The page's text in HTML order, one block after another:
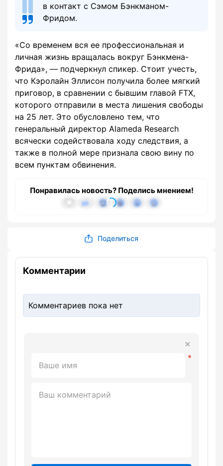
в контакт с Сэмом Бэнкманом-
Фридом.
«Со временем вся ее профессиональная и
личная жизнь вращалась вокруг Бэнкмена-
Фрида», — подчеркнул спикер. Стоит учесть,
что Кэролайн Эллисон получила более мягкий
приговор, в сравнении с бывшим главой FTX,
которого отправили в места лишения свободы
на 25 лет. Это обусловлено тем, что
генеральный директор Alameda Research
всячески содействовала ходу следствия, а
также в полной мере признала свою вину по
всем пунктам обвинения.
Понравилась новость? Поделись мнением!
Поделиться
Комментарии
Комментариев пока нет